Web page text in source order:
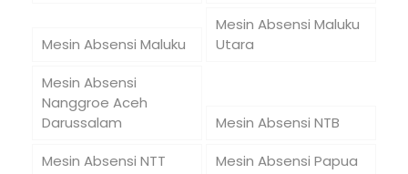
Mesin Absensi Maluku
Mesin Absensi Maluku
Utara
Mesin Absensi
Nanggroe Aceh
Darussalam
Mesin Absensi NTB
Mesin Absensi NTT
Mesin Absensi Papua